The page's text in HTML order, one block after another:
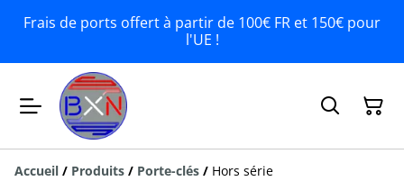
Frais de ports offert à partir de 100€ FR et 150€ pour
l'UE !
Accueil / Produits / Porte-clés / Hors série